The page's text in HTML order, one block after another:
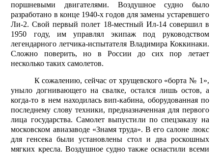
поршневыми двигателями. Воздушное судно было
разработано в конце 1940-х годов для замены устаревшего
Ли-2. Свой первый полет 18-местный Ил-14 совершил в
1950 году, им управлял экипаж под руководством
легендарного летчика-испытателя Владимира Коккинаки.
Сложно поверить, но в России до сих пор летает
несколько таких самолетов.
К сожалению, сейчас от хрущевского «борта № 1»,
уныло догнивающего на свалке, остался лишь остов, а
когда-то в нем находилась вип-кабина, оборудованная по
последнему слову техники, предназначенная для первого
лица государства. Самолет выпустили по спецзаказу на
московском авиазаводе «Знамя труда». В его салоне люкс
для генсека были установлены стол и два рос­кошных
мягких кресла. Воздушное судно также оснастили всеми